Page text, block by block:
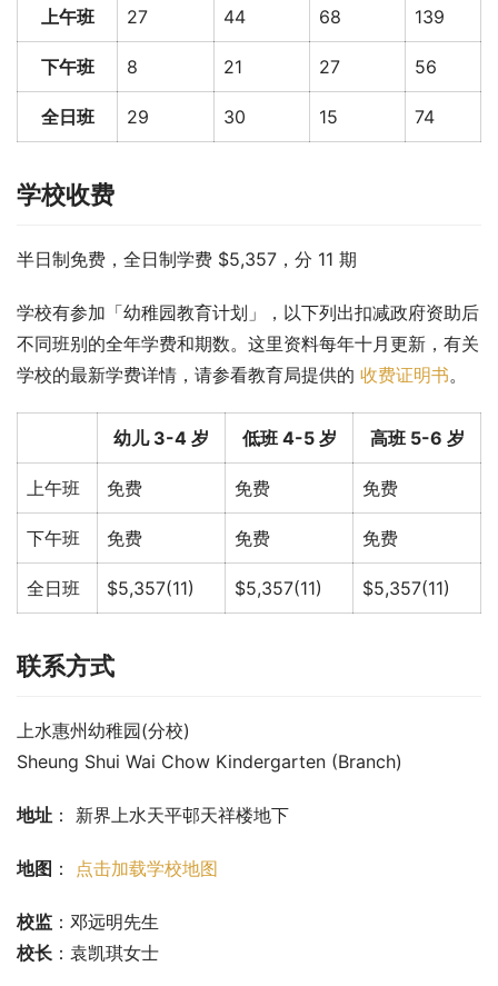
上午班 27 44 68 139
下午班 8 21 27 56
全日班 29 30 15 74
学校收费
半日制免费，全日制学费 $5,357，分 11 期
学校有参加「幼稚园教育计划」，以下列出扣减政府资助后
不同班别的全年学费和期数。这里资料每年十月更新，有关
学校的最新学费详情，请参看教育局提供的 收费证明书。
幼儿 3-4 岁 低班 4-5 岁 高班 5-6 岁
上午班 免费 免费 免费
下午班 免费 免费 免费
全日班 $5,357(11) $5,357(11) $5,357(11)
联系方式
上水惠州幼稚园(分校)
Sheung Shui Wai Chow Kindergarten (Branch)
地址 ： 新界上水天平邨天祥楼地下
地图 ： 点击加载学校地图
校监 ：邓远明先生
校长 ：袁凯琪女士